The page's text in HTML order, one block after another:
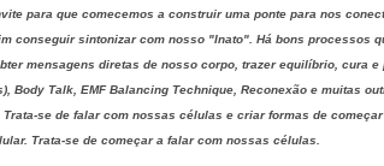
para que comecemos a construir uma ponte para nos
conseguir sintonizar com nosso "Inato". Há bons processos
mensagens diretas de nosso corpo, trazer equilíbrio, cura e
Body Talk, EMF Balancing Technique, Reconexão e muitas
se de falar com nossas células e criar formas de
Trata-se de começar a falar com nossas células.